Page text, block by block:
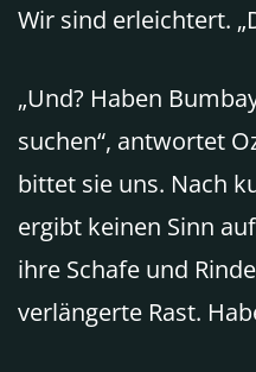
Wir sind erleichtert.
„Und? Haben
suchen“, antwortet
bittet sie uns. Nach
ergibt keinen Sinn
ihre Schafe und
verlängerte Rast.